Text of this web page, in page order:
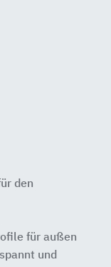
den
für außen
und